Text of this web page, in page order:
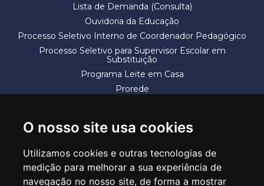
O nosso site usa cookies
Utilizamos cookies e outras tecnologias de
medição para melhorar a sua experiência de
navegação no nosso site, de forma a mostrar
Lista de Demanda (Consulta)
Ouvidoria da Educação
Processo Seletivo Interno de Coordenador Pedagógico
Processo Seletivo para Supervisor Escolar em
Substituição
Programa Leite em Casa
Prorede